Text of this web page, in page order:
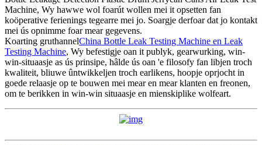
Machine, Wy hawwe wol foarút wollen mei it opsetten fan
koöperative ferienings tegearre mei jo. Soargje derfoar dat jo kontakt
mei ús opnimme foar mear gegevens.
Koarting gruthannelChina Bottle Leak Testing Machine en Leak
Testing Machine, Wy befestigje oan it publyk, gearwurking, win-
win-situaasje as ús prinsipe, hâlde ús oan 'e filosofy fan libjen troch
kwaliteit, bliuwe ûntwikkeljen troch earlikens, hoopje oprjocht in
goede relaasje op te bouwen mei mear en mear klanten en freonen,
om te berikken in win-win situaasje en mienskiplike wolfeart.